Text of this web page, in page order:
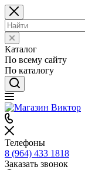
Каталог
По всему сайту
По каталогу
Телефоны
8 (964) 433 1818
Заказать звонок